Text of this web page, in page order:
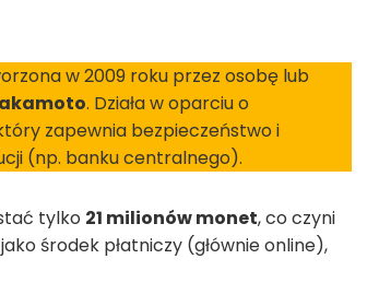
w 2009 roku przez osobę lub
. Działa w oparciu o
zapewnia bezpieczeństwo i
(np. banku centralnego).
tylko 21 milionów monet, co czyni
środek płatniczy (głównie online),